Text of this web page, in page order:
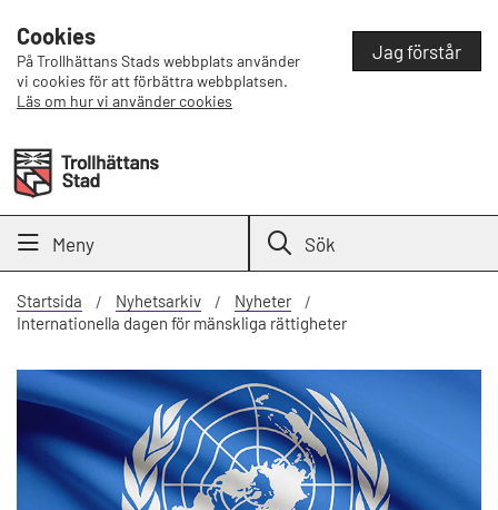
Cookies
På Trollhättans Stads webbplats använder
vi cookies för att förbättra webbplatsen.
Läs om hur vi använder cookies
Jag förstår
Meny Sök
Startsida Nyhetsarkiv
Nyheter
Internationella dagen för mänskliga rättigheter